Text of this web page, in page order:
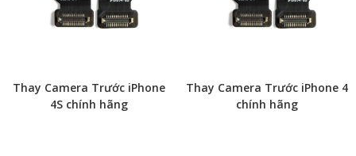
Thay Camera Trước iPhone
4S chính hãng
Thay Camera Trước iPhone 4
chính hãng